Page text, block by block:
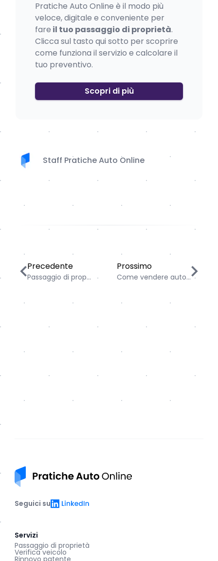
Pratiche Auto Online è il modo più
veloce, digitale e conveniente per
fare il tuo passaggio di proprietà.
Clicca sul tasto qui sotto per scoprire
come funziona il servizio e calcolare il
tuo preventivo.
Scopri di più
Staff Pratiche Auto Online
Passaggio di proprietà roulotte: come funziona,
Precedente
Passaggio di prop...
Come vendere auto
Prossimo
Come vendere auto...
LinkedIn
Seguici su
Servizi
Passaggio di proprietà
Verifica veicolo
Rinnovo patente